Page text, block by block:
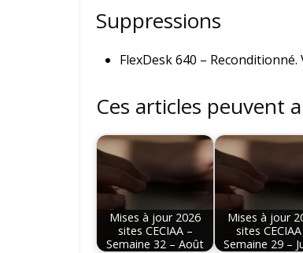
Suppressions
FlexDesk 640 – Reconditionné.
Ces articles peuvent
Mises à jour 2026
sites CECIAA –
Semaine 32 – Août
Mises à jour
sites
Semaine 29 –